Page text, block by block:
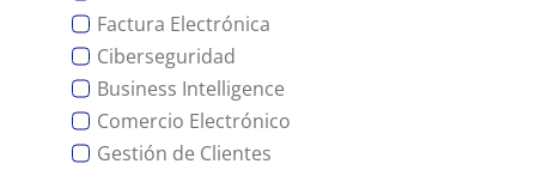
Factura Electrónica
Ciberseguridad
Business Intelligence
Comercio Electrónico
Gestión de Clientes